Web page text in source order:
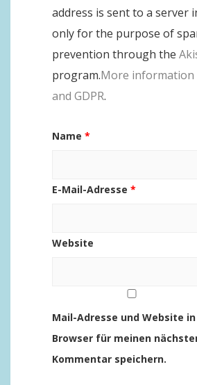
address is sent to a server
only for the purpose of
prevention through the
program.More information
and GDPR.
Name *
E-Mail-Adresse *
Website
Mail-Adresse und Website
Browser für meinen
Kommentar speichern.